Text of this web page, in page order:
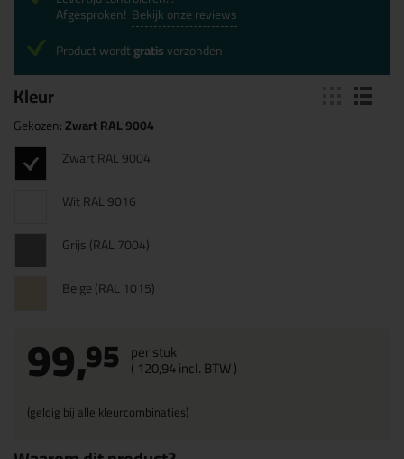
Kleur
Gekozen:Zwart RAL 9004
Zwart RAL 9004
Wit RAL 9016
Grijs (RAL 7004)
Beige (RAL 1015)
99,95 per stuk
( 120,94incl. BTW )
(geldig bij alle kleurcombinaties)
Afgesproken! Bekijk onze reviews
Product wordtgratisverzonden